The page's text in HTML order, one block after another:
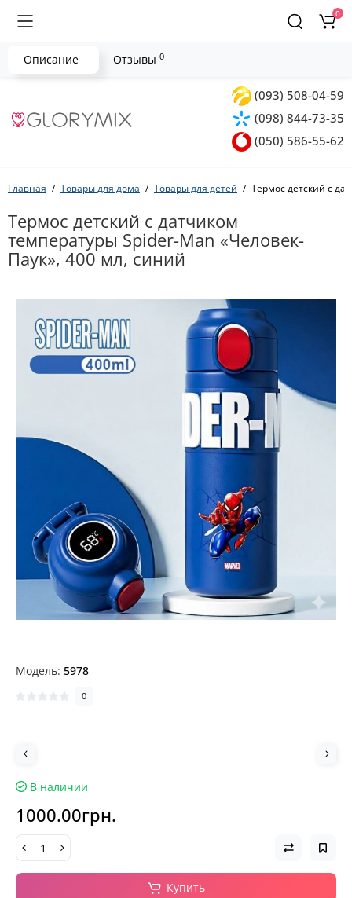
(093) 508-04-59
(098) 844-73-35
(050) 586-55-62
0
Главная Товары для дома Товары для детей Термос детский с
Термос детский с датчиком
температуры Spider-Man «Человек-
Паук», 400 мл, синий
Модель: 5978
0
В наличии
1000.00грн.
Купить
Описание Отзывы 0